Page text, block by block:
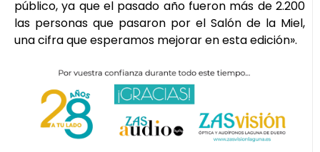
público, ya que el pasado año fueron más de 2.200
las personas que pasaron por el Salón de la Miel,
una cifra que esperamos mejorar en esta edición».